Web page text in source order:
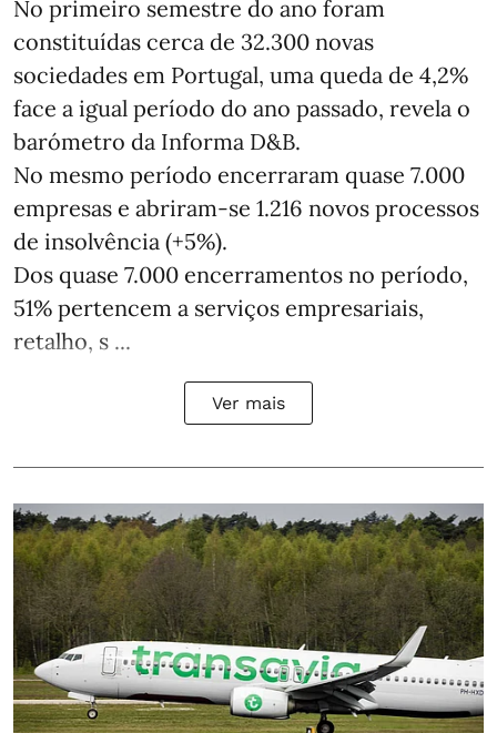
No primeiro semestre do ano foram
constituídas cerca de 32.300 novas
sociedades em Portugal, uma queda de 4,2%
face a igual período do ano passado, revela o
barómetro da Informa D&B.
No mesmo período encerraram quase 7.000
empresas e abriram‑se 1.216 novos processos
de insolvência (+5%).
Dos quase 7.000 encerramentos no período,
51% pertencem a serviços empresariais,
retalho, s ...
Ver mais